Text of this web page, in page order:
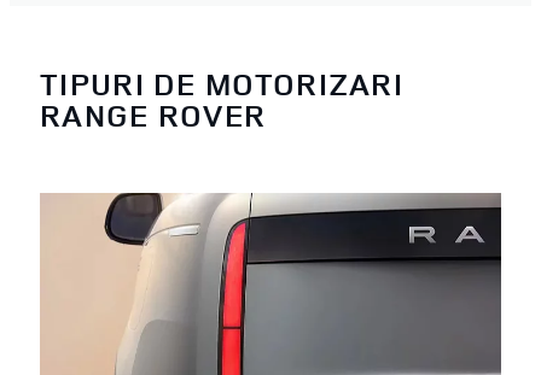
TIPURI DE MOTORIZARI
RANGE ROVER